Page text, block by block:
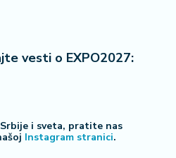
vesti o EXPO2027:
i sveta, pratite nas
Instagram stranici.